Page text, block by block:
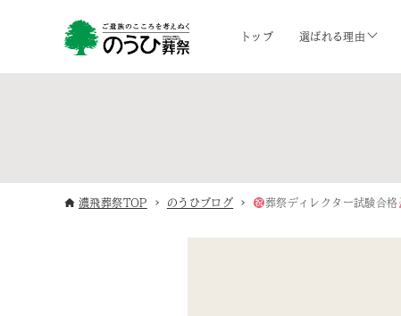
トップ 選ばれる理由
濃飛葬祭TOP のうひブログ 葬祭ディレクター試験合格